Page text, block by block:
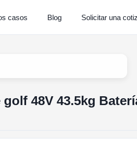
casos Blog Solicitar una
48V 43.5kg